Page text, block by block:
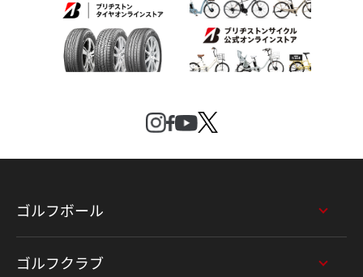
ゴルフボール
ゴルフクラブ